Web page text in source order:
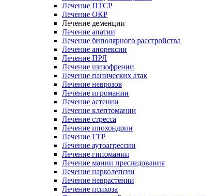
Лечение ПТСР
Лечение ОКР
Лечение деменции
Лечение апатии
Лечение биполярного расстройства
Лечение анорексии
Лечение ПРЛ
Лечение шизофрении
Лечение панических атак
Лечение неврозов
Лечение игромании
Лечение астении
Лечение клептомании
Лечение стресса
Лечение ипохондрии
Лечение ГТР
Лечение аутоагрессии
Лечение гипомании
Лечение мании преследования
Лечение нарколепсии
Лечение неврастении
Лечение психоза